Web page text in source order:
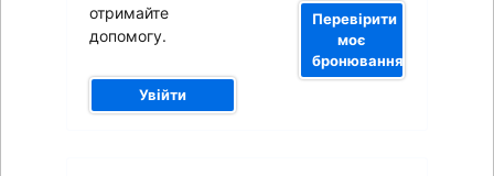
отримайте
допомогу.
Увійти
Перевірити
моє
бронювання